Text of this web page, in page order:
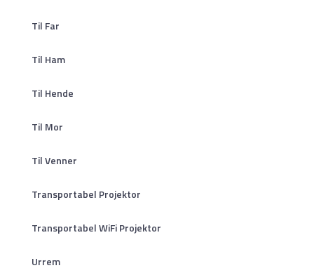
Til Far
Til Ham
Til Hende
Til Mor
Til Venner
Transportabel Projektor
Transportabel WiFi Projektor
Urrem